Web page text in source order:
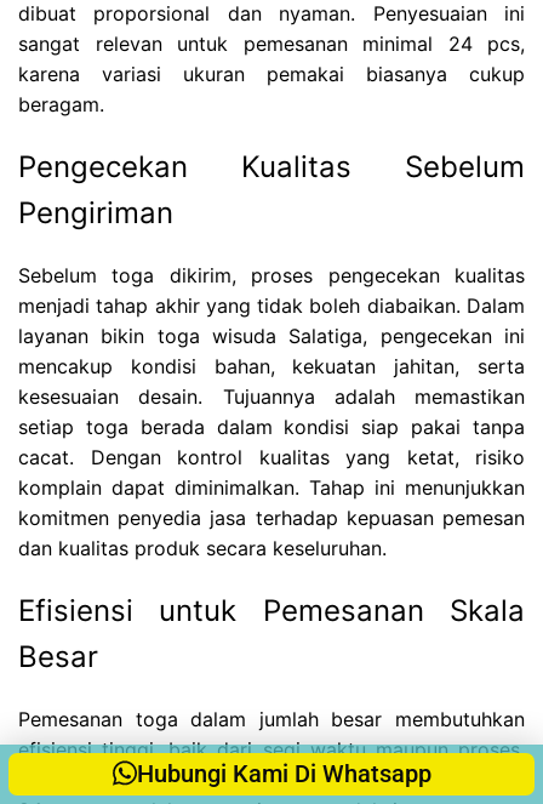
dibuat proporsional dan nyaman. Penyesuaian ini
sangat relevan untuk pemesanan minimal 24 pcs,
karena variasi ukuran pemakai biasanya cukup
beragam.
Pengecekan Kualitas Sebelum
Pengiriman
Sebelum toga dikirim, proses pengecekan kualitas
menjadi tahap akhir yang tidak boleh diabaikan. Dalam
layanan bikin toga wisuda Salatiga, pengecekan ini
mencakup kondisi bahan, kekuatan jahitan, serta
kesesuaian desain. Tujuannya adalah memastikan
setiap toga berada dalam kondisi siap pakai tanpa
cacat. Dengan kontrol kualitas yang ketat, risiko
komplain dapat diminimalkan. Tahap ini menunjukkan
komitmen penyedia jasa terhadap kepuasan pemesan
dan kualitas produk secara keseluruhan.
Efisiensi untuk Pemesanan Skala
Besar
Pemesanan toga dalam jumlah besar membutuhkan
efisiensi tinggi, baik dari segi waktu maupun proses.
Bikin toga wisuda Salatiga untuk pemesanan minimal
Hubungi Kami Di Whatsapp